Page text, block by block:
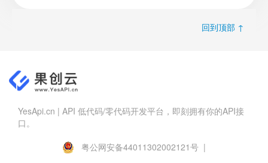
回到顶部 ↑
YesApi.cn | API 低代码/零代码开发平台，即刻拥有你的API接
口。
粤公网安备44011302002121号 |